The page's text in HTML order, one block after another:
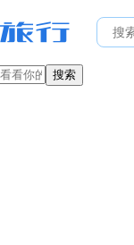
搜索